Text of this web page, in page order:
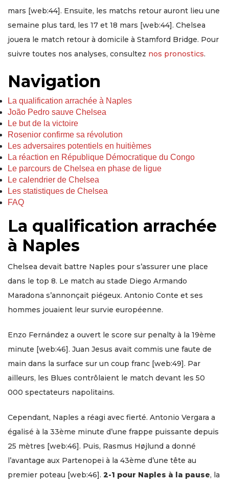
mars [web:44]. Ensuite, les matchs retour auront lieu une
semaine plus tard, les 17 et 18 mars [web:44]. Chelsea
jouera le match retour à domicile à Stamford Bridge. Pour
suivre toutes nos analyses, consultez nos pronostics.
Navigation
La qualification arrachée à Naples
João Pedro sauve Chelsea
Le but de la victoire
Rosenior confirme sa révolution
Les adversaires potentiels en huitièmes
La réaction en République Démocratique du Congo
Le parcours de Chelsea en phase de ligue
Le calendrier de Chelsea
Les statistiques de Chelsea
FAQ
La qualification arrachée
à Naples
Chelsea devait battre Naples pour s’assurer une place
dans le top 8. Le match au stade Diego Armando
Maradona s’annonçait piégeux. Antonio Conte et ses
hommes jouaient leur survie européenne.
Enzo Fernández a ouvert le score sur penalty à la 19ème
minute [web:46]. Juan Jesus avait commis une faute de
main dans la surface sur un coup franc [web:49]. Par
ailleurs, les Blues contrôlaient le match devant les 50
000 spectateurs napolitains.
Cependant, Naples a réagi avec fierté. Antonio Vergara a
égalisé à la 33ème minute d’une frappe puissante depuis
25 mètres [web:46]. Puis, Rasmus Højlund a donné
l’avantage aux Partenopei à la 43ème d’une tête au
premier poteau [web:46]. 2-1 pour Naples à la pause, la